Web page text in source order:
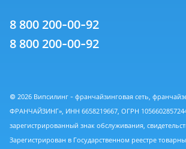
8 800 200-00-92
8 800 200-00-92
© 2026 Випсилинг - франчайзинговая сеть,
ФРАНЧАЙЗИНГ», ИНН 6658219667, ОГРН
зарегистрированный знак обслуживания,
Зарегистрирован в Государственном реестре